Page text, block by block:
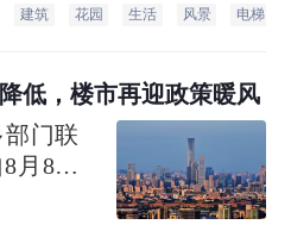
建筑 花园 生活 风景 电梯
低，楼市再迎政策暖风
门联
月8日
环内